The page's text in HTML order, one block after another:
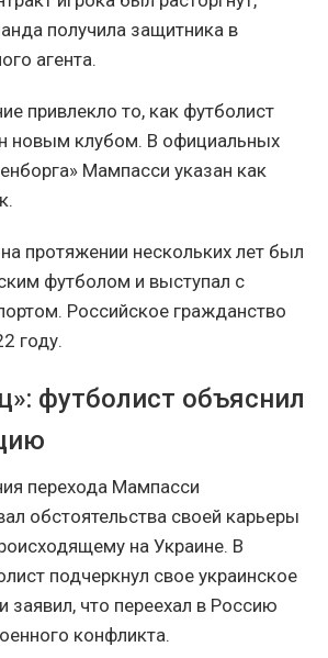
получила защитника в
агента.
привлекло то, как футболист
новым клубом. В официальных
Мампасси указан как
протяжении нескольких лет был
футболом и выступал с
Российское гражданство
году.
футболист объяснил
перехода Мампасси
обстоятельства своей карьеры
на Украине. В
подчеркнул свое украинское
заявил, что переехал в Россию
конфликта.